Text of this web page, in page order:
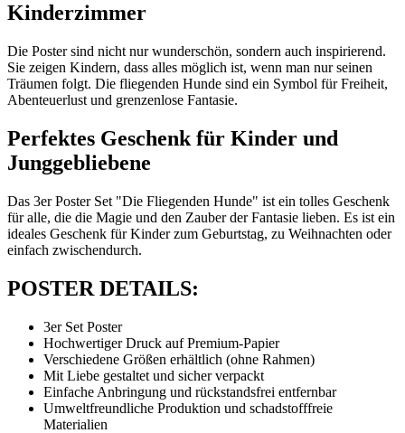
Kinderzimmer
Die Poster sind nicht nur wunderschön, sondern auch inspirierend.
Sie zeigen Kindern, dass alles möglich ist, wenn man nur seinen
Träumen folgt. Die fliegenden Hunde sind ein Symbol für Freiheit,
Abenteuerlust und grenzenlose Fantasie.
Perfektes Geschenk für Kinder und
Junggebliebene
Das 3er Poster Set "Die Fliegenden Hunde" ist ein tolles Geschenk
für alle, die die Magie und den Zauber der Fantasie lieben. Es ist ein
ideales Geschenk für Kinder zum Geburtstag, zu Weihnachten oder
einfach zwischendurch.
POSTER DETAILS:
3er Set Poster
Hochwertiger Druck auf Premium-Papier
Verschiedene Größen erhältlich (ohne Rahmen)
Mit Liebe gestaltet und sicher verpackt
Einfache Anbringung und rückstandsfrei entfernbar
Umweltfreundliche Produktion und schadstofffreie
Materialien